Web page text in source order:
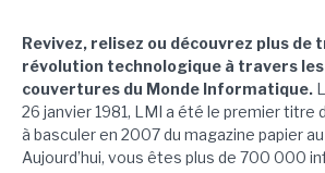
Revivez, relisez ou découvrez plus de
révolution technologique à travers les
couvertures du Monde Informatique.
26 janvier 1981, LMI a été le premier titre
à basculer en 2007 du magazine papier
Aujourd’hui, vous êtes plus de 700 000